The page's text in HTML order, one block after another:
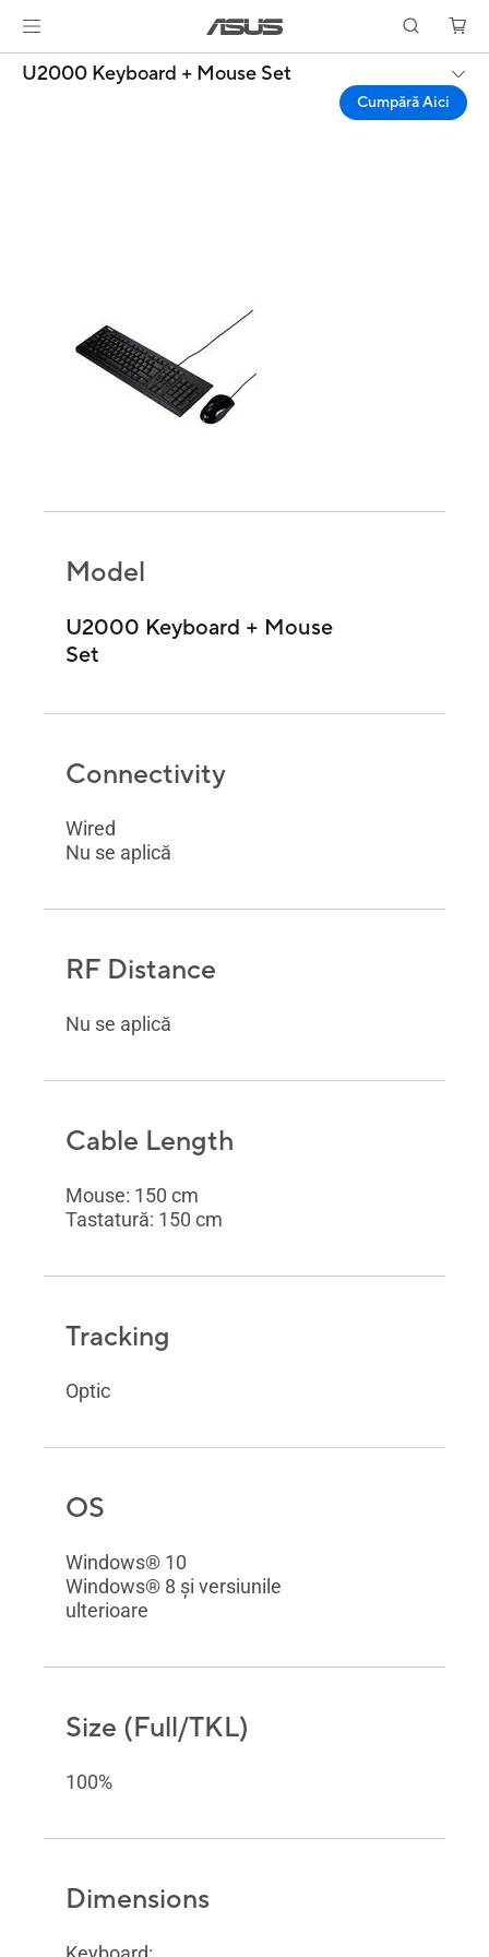
U2000 Keyboard + Mouse Set
Cumpără Aici
Model
U2000 Keyboard + Mouse
Set
Connectivity
Wired
Nu se aplică
RF Distance
Nu se aplică
Cable Length
Mouse: 150 cm
Tastatură: 150 cm
Tracking
Optic
OS
Windows® 10
Windows® 8 și versiunile
ulterioare
Size (Full/TKL)
100%
Dimensions